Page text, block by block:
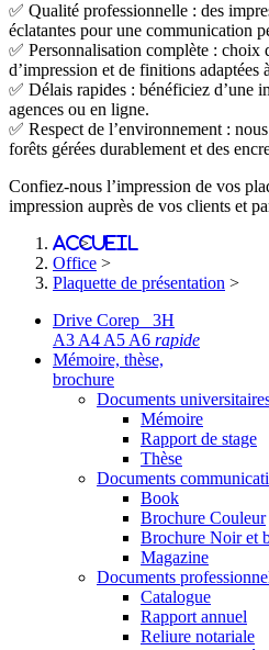
✅ Qualité professionnelle : des
éclatantes pour une communication
✅ Personnalisation complète : choix
d’impression et de finitions adaptées
✅ Délais rapides : bénéficiez d’une
agences ou en ligne.
✅ Respect de l’environnement :
forêts gérées durablement et des
Confiez-nous l’impression de vos
impression auprès de vos clients et
Accueil
>
Office >
Plaquette de présentation >
Drive Corep 3H
A3 A4 A5 A6 rapide
Mémoire, thèse,
brochure
Documents
Mémoire
Rapport de stage
Thèse
Documents
Book
Brochure Couleur
Brochure Noir et
Magazine
Documents
Catalogue
Rapport annuel
Reliure notariale